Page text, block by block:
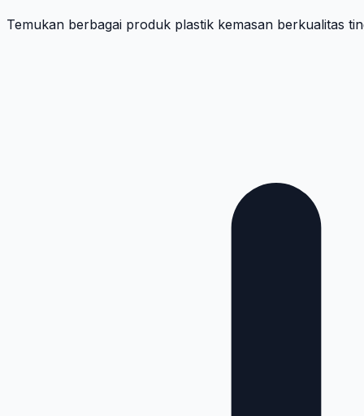
Temukan berbagai produk plastik kemasan berkualitas